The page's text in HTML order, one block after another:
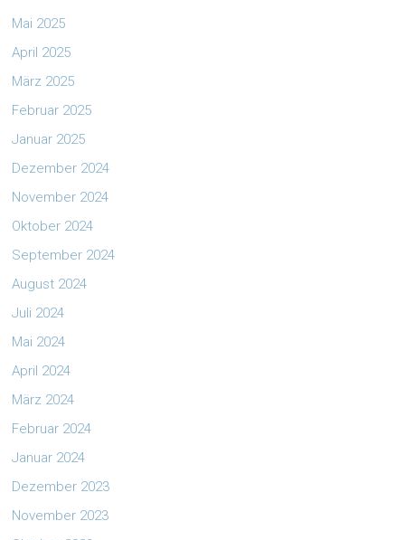
Mai 2025
April 2025
März 2025
Februar 2025
Januar 2025
Dezember 2024
November 2024
Oktober 2024
September 2024
August 2024
Juli 2024
Mai 2024
April 2024
März 2024
Februar 2024
Januar 2024
Dezember 2023
November 2023